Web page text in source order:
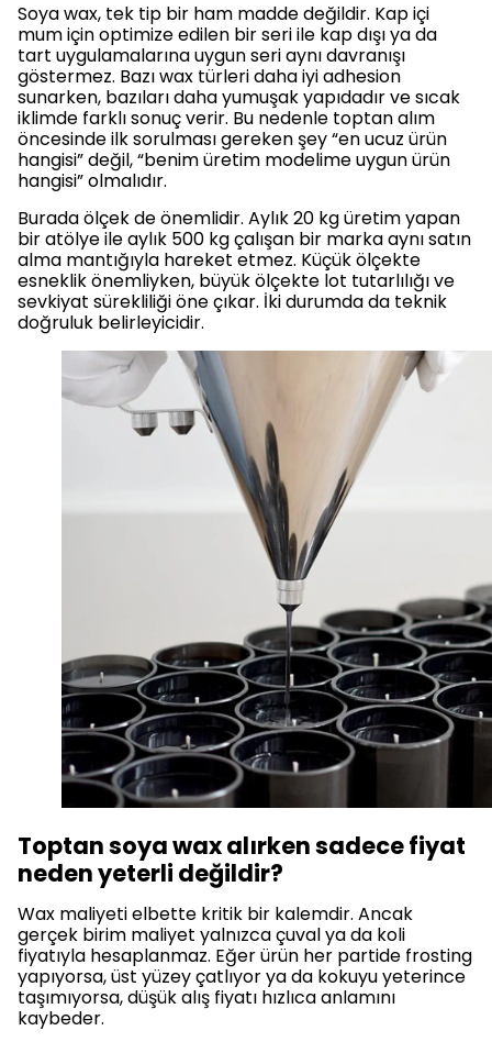
Soya wax, tek tip bir ham madde değildir. Kap içi
mum için optimize edilen bir seri ile kap dışı ya da
tart uygulamalarına uygun seri aynı davranışı
göstermez. Bazı wax türleri daha iyi adhesion
sunarken, bazıları daha yumuşak yapıdadır ve sıcak
iklimde farklı sonuç verir. Bu nedenle toptan alım
öncesinde ilk sorulması gereken şey “en ucuz ürün
hangisi” değil, “benim üretim modelime uygun ürün
hangisi” olmalıdır.
Burada ölçek de önemlidir. Aylık 20 kg üretim yapan
bir atölye ile aylık 500 kg çalışan bir marka aynı satın
alma mantığıyla hareket etmez. Küçük ölçekte
esneklik önemliyken, büyük ölçekte lot tutarlılığı ve
sevkiyat sürekliliği öne çıkar. İki durumda da teknik
doğruluk belirleyicidir.
Toptan soya wax alırken sadece fiyat
neden yeterli değildir?
Wax maliyeti elbette kritik bir kalemdir. Ancak
gerçek birim maliyet yalnızca çuval ya da koli
fiyatıyla hesaplanmaz. Eğer ürün her partide frosting
yapıyorsa, üst yüzey çatlıyor ya da kokuyu yeterince
taşımıyorsa, düşük alış fiyatı hızlıca anlamını
kaybeder.